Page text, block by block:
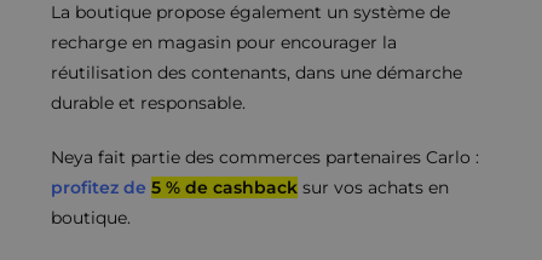
La boutique propose également un système de
recharge en magasin pour encourager la
réutilisation des contenants, dans une démarche
durable et responsable.
Neya fait partie des commerces partenaires Carlo :
profitez de5 % de cashback sur vos achats en
boutique.